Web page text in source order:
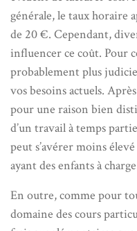
générale, le taux horaire
de 20 €. Cependant,
influencer ce coût. Pour
probablement plus
vos besoins actuels.
pour une raison bien
d’un travail à temps
peut s’avérer moins
ayant des enfants à
En outre, comme pour
domaine des cours